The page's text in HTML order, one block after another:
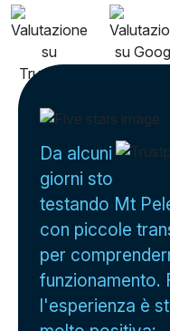
Da alcuni
giorni sto
testando Mt
con piccole
per
funzionamento.
l'esperienza è